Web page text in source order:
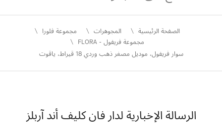
الصفحة الرئيسية المجوهرات
مجموعة فلورا
مجموعة فريفول - FLORA
سوار فريفول، موديل مصغر ذهب وردي 18 قيراط، ياقوت
الرسالة الإخبارية لدار فان كليف أند آربلز